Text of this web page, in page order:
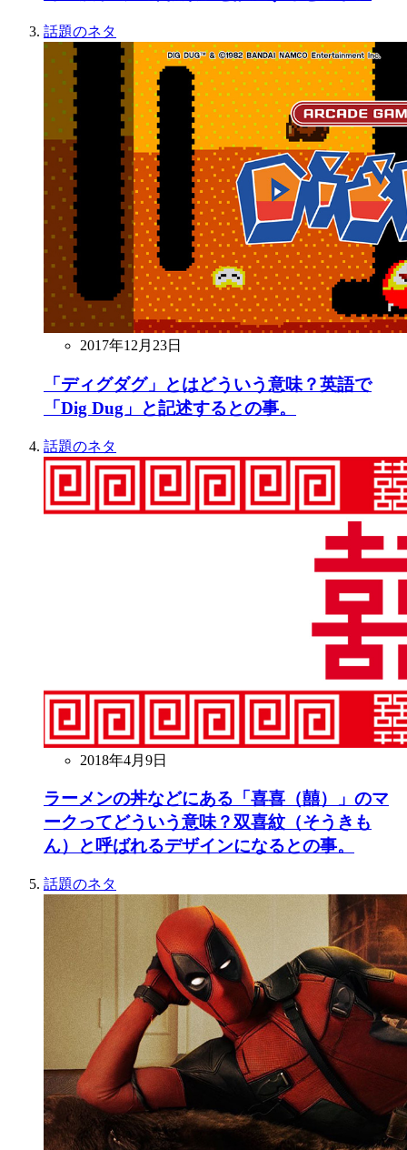
話題のネタ
2017年12月23日
「ディグダグ」とはどういう意味？英語で
「Dig Dug」と記述するとの事。
話題のネタ
2018年4月9日
ラーメンの丼などにある「喜喜（囍）」のマ
ークってどういう意味？双喜紋（そうきも
ん）と呼ばれるデザインになるとの事。
話題のネタ